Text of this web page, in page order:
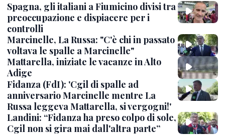
Spagna, gli italiani a Fiumicino divisi tra
preoccupazione e dispiacere per i
controlli
Marcinelle, La Russa: "C'è chi in passato
voltava le spalle a Marcinelle"
Mattarella, iniziate le vacanze in Alto
Adige
Fidanza (FdI): 'Cgil di spalle ad
anniversario Marcinelle mentre La
Russa leggeva Mattarella, si vergogni!'
Landini: “Fidanza ha preso colpo di sole,
Cgil non si gira mai dall'altra parte”